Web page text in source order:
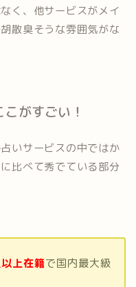
く、他サービスがメイ
散臭そうな雰囲気がな
がすごい！
いサービスの中ではか
比べて秀でている部分
上在籍で国内最大級